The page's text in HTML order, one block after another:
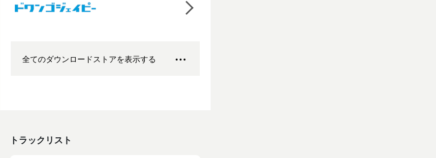
全てのダウンロードストアを表示する
トラックリスト